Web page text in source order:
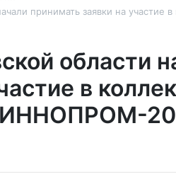
принимать заявки на участие
области
в
ИННОПРОМ-